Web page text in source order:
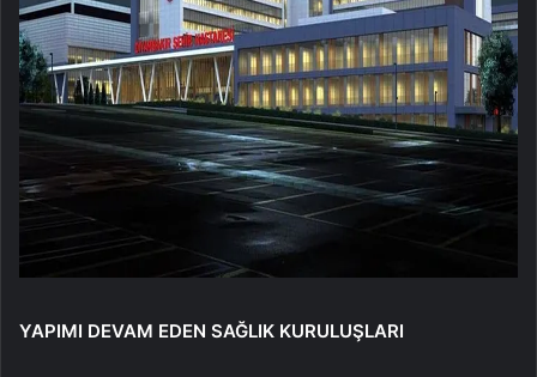
YAPIMI DEVAM EDEN SAĞLIK KURULUŞLARI